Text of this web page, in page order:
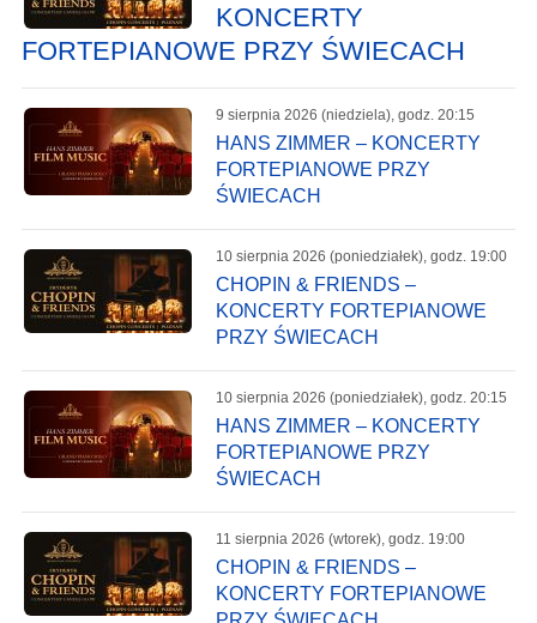
KONCERTY
FORTEPIANOWE PRZY ŚWIECACH
9 sierpnia 2026 (niedziela), godz. 20:15
HANS ZIMMER – KONCERTY
FORTEPIANOWE PRZY
ŚWIECACH
10 sierpnia 2026 (poniedziałek), godz. 19:00
CHOPIN & FRIENDS –
KONCERTY FORTEPIANOWE
PRZY ŚWIECACH
10 sierpnia 2026 (poniedziałek), godz. 20:15
HANS ZIMMER – KONCERTY
FORTEPIANOWE PRZY
ŚWIECACH
11 sierpnia 2026 (wtorek), godz. 19:00
CHOPIN & FRIENDS –
KONCERTY FORTEPIANOWE